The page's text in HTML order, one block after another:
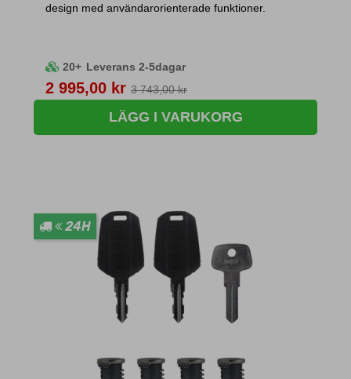
design med användarorienterade funktioner.
20+ Leverans 2-5dagar
Pris
2 995,00 kr 3 743,00 kr
LÄGG I VARUKORG
24H